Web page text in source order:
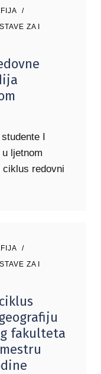
ZA I
I
ljetnom
redovni
ZA I
fakulteta